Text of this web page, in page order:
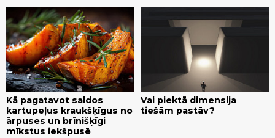
Kā pagatavot saldos
kartupeļus kraukšķīgus no
ārpuses un brīnišķīgi
mīkstus iekšpusē
Vai piektā dimensija
tiešām pastāv?